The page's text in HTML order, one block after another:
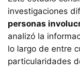
investigaciones
personas
analizó la
lo largo de entre
particularidades